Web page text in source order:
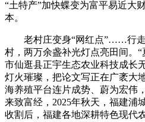
“土特产”加快蝶变为富平易近大
本。
老村庄变身“网红点”……行走
村，两万余盏补光灯点亮田间。“
市仙逛县正宇生态农业科技成长
灯火璀璨，把论文写正在广袤大
海养殖平台连片成势、蔚为宏伟
来致富经，2025年秋天，福建浦
收割后，福建各地深耕特色现代